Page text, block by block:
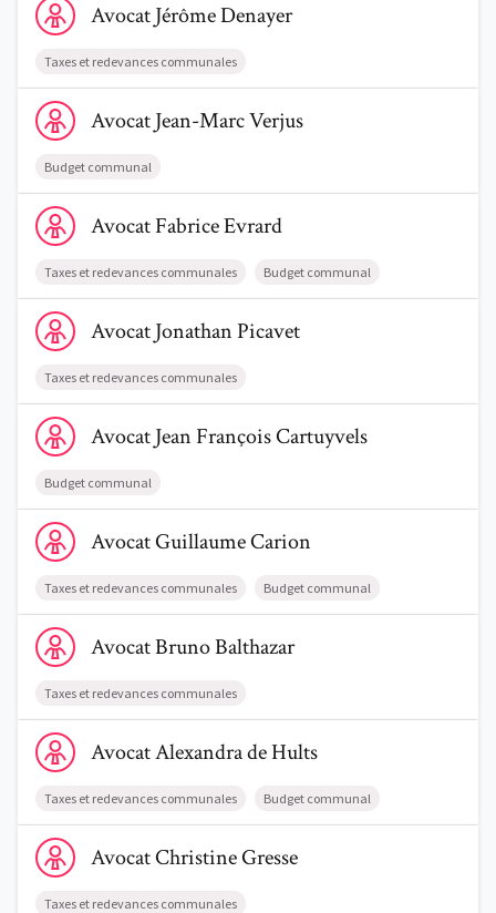
Blog
Une start-up 100% indépendante
AvocatJérômeDenayer
Taxes et redevances communales
Voir le profil de AvocatJean-Marc Verjus
AvocatJean-MarcVerjus
Budget communal
Voir le profil de AvocatFabrice Evrard
AvocatFabriceEvrard
Taxes et redevances communales Budget communal
Voir le profil de AvocatJonathan Picavet
AvocatJonathanPicavet
Taxes et redevances communales
Voir le profil de AvocatJean François Cartuyvels
AvocatJean FrançoisCartuyvels
Budget communal
Voir le profil de AvocatGuillaume Carion
AvocatGuillaumeCarion
Taxes et redevances communales Budget communal
Voir le profil de AvocatBruno Balthazar
AvocatBrunoBalthazar
Taxes et redevances communales
Voir le profil de AvocatAlexandra de Hults
AvocatAlexandrade Hults
Taxes et redevances communales Budget communal
Voir le profil de AvocatChristine Gresse
AvocatChristineGresse
Taxes et redevances communales